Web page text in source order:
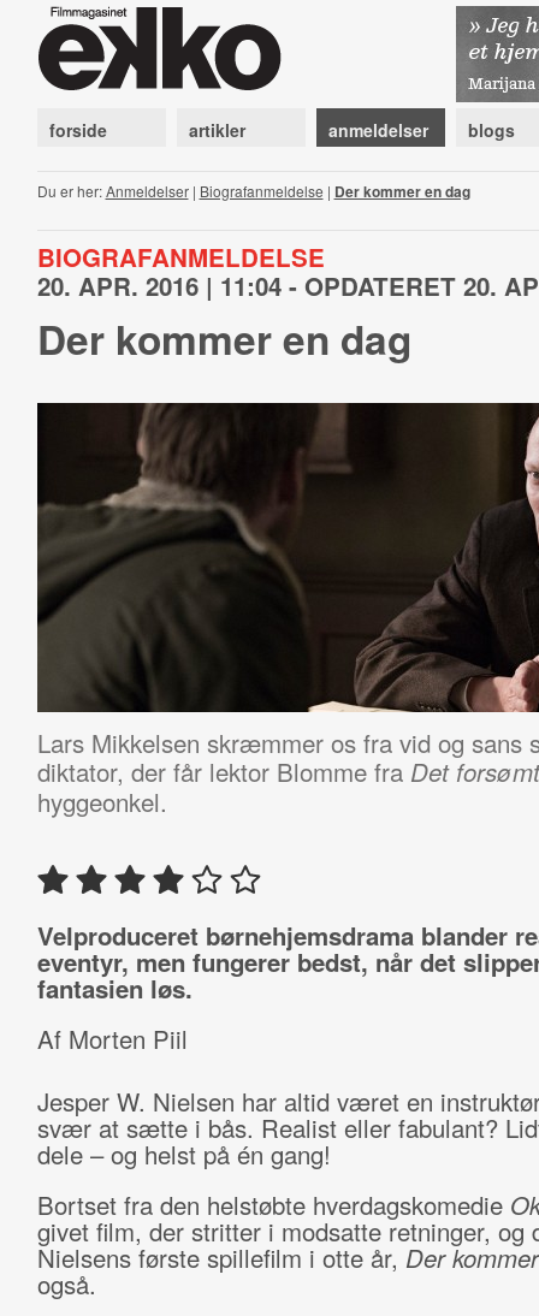
forside artikler anmeldelser blogs
Du er her:Anmeldelser| Biografanmeldelse | Der kommer en dag
BIOGRAFANMELDELSE
20. APR. 2016 | 11:04 - OPDATERET 20.
Der kommer en dag
Lars Mikkelsen skræmmer os fra vid og sans
diktator, der får lektor Blomme fra Det
hyggeonkel.
Velproduceret børnehjemsdrama blander
eventyr, men fungerer bedst, når det
fantasien løs.
Af Morten Piil
Jesper W. Nielsen har altid været en
svær at sætte i bås. Realist eller fabulant?
dele – og helst på én gang!
Bortset fra den helstøbte hverdagskomedie
givet film, der stritter i modsatte retninger, og
Nielsens første spillefilm i otte år, Der
også.